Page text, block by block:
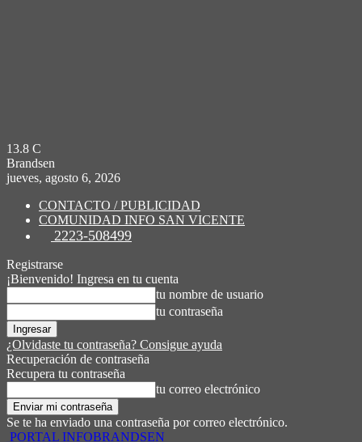
13.8 C
Brandsen
jueves, agosto 6, 2026
CONTACTO / PUBLICIDAD
COMUNIDAD INFO SAN VICENTE
2223-508499
Registrarse
¡Bienvenido! Ingresa en tu cuenta
tu nombre de usuario
tu contraseña
¿Olvidaste tu contraseña? Consigue ayuda
Recuperación de contraseña
Recupera tu contraseña
tu correo electrónico
Se te ha enviado una contraseña por correo electrónico.
PORTAL INFOBRANDSEN